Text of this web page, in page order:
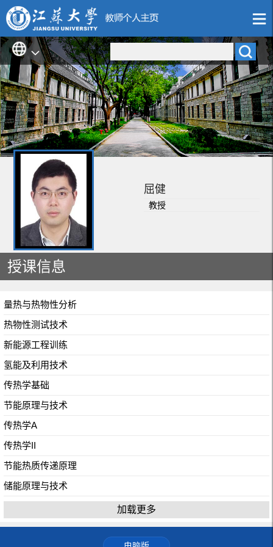
屈健
教授
授课信息
量热与热物性分析
热物性测试技术
新能源工程训练
氢能及利用技术
传热学基础
节能原理与技术
传热学A
传热学II
节能热质传递原理
储能原理与技术
加载更多